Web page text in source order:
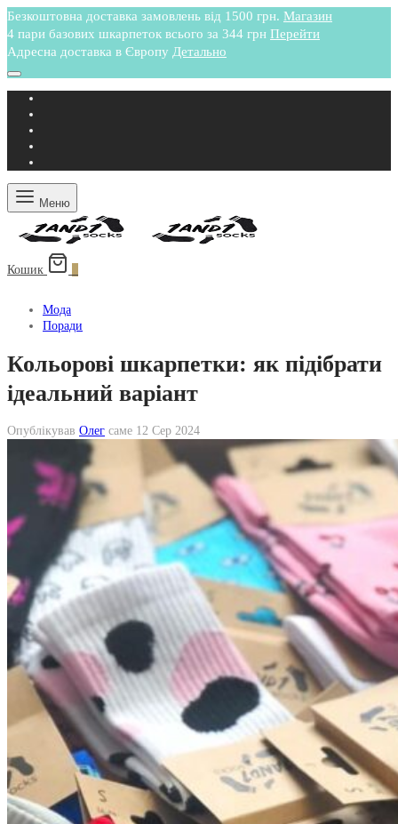
Безкоштовна доставка замовлень від 1500 грн. Магазин
4 пари базових шкарпеток всього за 344 грн Перейти
Адресна доставка в Європу Детально
Меню
Кошик
Мода
Поради
Кольорові шкарпетки: як підібрати
ідеальний варіант
Опублікував Олег саме 12 Сер 2024